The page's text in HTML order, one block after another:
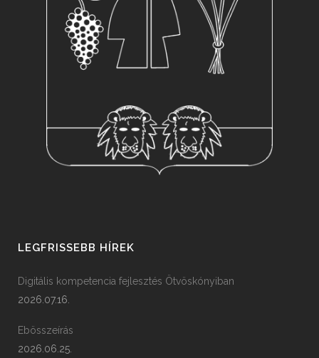
LEGFRISSEBB HÍREK
Digitális kompetencia fejlesztés Ötvöskónyiban
2026.07.16.
Ebösszeírás
2026.06.25.